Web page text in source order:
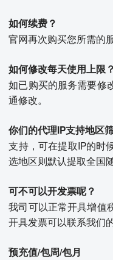
如何续费？
官网再次购买您所需的
如何修改每天使用上限？
如已购买的服务需要修
通修改。
你们的代理IP支持地区
支持，可在提取IP的时
选地区则默认提取全国随
可不可以开发票呢？
我司可以正常开具增值
开具发票可以联系我们
预充值/包周/包月